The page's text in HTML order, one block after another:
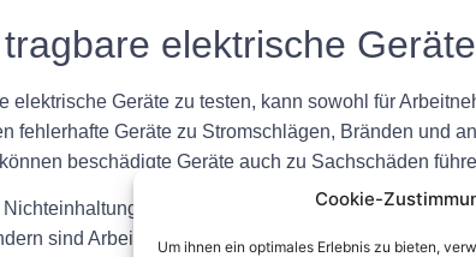
Cookie-
Um ihnen ein optimales Erlebnis zu bieten,
elektrische
elektrische Geräte zu testen, kann sowohl für
fehlerhafte Geräte zu Stromschlägen, Bränden und
beschädigte Geräte auch zu Sachschäden
von Vorschriften und Normen zur
sind Arbeitgeber gesetzlich verpflichtet,